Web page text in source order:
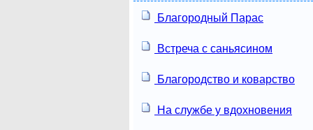
Благородный Парас
Встреча с саньясином
Благородство и коварство
На службе у вдохновения